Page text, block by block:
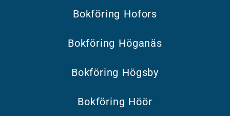
Bokföring Hofors
Bokföring Höganäs
Bokföring Högsby
Bokföring Höör